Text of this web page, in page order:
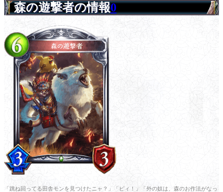
森の遊撃者の情報0
「跳ね回ってる田舎モンを見つけたニャ？」「ピィ！」「外の奴は、森のお作法がなっ